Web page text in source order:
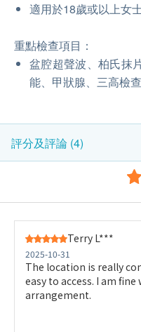
適用於18歲或以上女
重點檢查項目：
盆腔超聲波、柏氏抹
能、甲狀腺、三高檢
評分及評論 (4)
Terry L***
2025-10-31
The location is really
easy to access. I am
arrangement.